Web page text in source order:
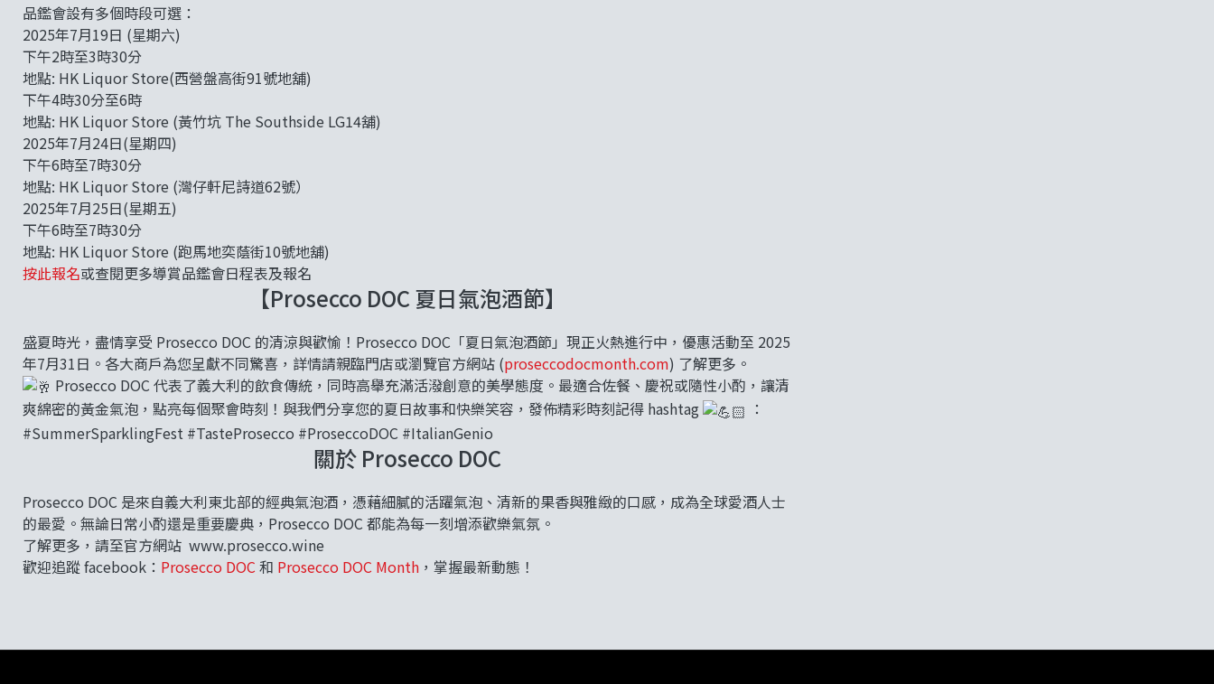
品鑑會設有多個時段可選：
2025年7月19日 (星期六)
下午2時至3時30分
地點: HK Liquor Store(西營盤高街91號地舖)
下午4時30分至6時
地點: HK Liquor Store (黃竹坑 The Southside LG14舖)
2025年7月24日(星期四)
下午6時至7時30分
地點: HK Liquor Store (灣仔軒尼詩道62號）
2025年7月25日(星期五)
下午6時至7時30分
地點: HK Liquor Store (跑馬地奕蔭街10號地舖)
按此報名或查閱更多導賞品鑑會日程表及報名
【Prosecco DOC 夏日氣泡酒節】
盛夏時光，盡情享受 Prosecco DOC 的清涼與歡愉！Prosecco DOC「夏日氣泡酒節」現正火熱進行中，優惠活動至 2025
年7月31日。各大商戶為您呈獻不同驚喜，詳情請親臨門店或瀏覽官方網站 (proseccodocmonth.com) 了解更多。
Prosecco DOC 代表了義大利的飲食傳統，同時高舉充滿活潑創意的美學態度。最適合佐餐、慶祝或隨性小酌，讓清
爽綿密的黃金氣泡，點亮每個聚會時刻！與我們分享您的夏日故事和快樂笑容，發佈精彩時刻記得 hashtag
：
#SummerSparklingFest #TasteProsecco #ProseccoDOC #ItalianGenio
關於 Prosecco DOC
Prosecco DOC 是來自義大利東北部的經典氣泡酒，憑藉細膩的活躍氣泡、清新的果香與雅緻的口感，成為全球愛酒人士
的最愛。無論日常小酌還是重要慶典，Prosecco DOC 都能為每一刻增添歡樂氣氛。
了解更多，請至官方網站 www.prosecco.wine
歡迎追蹤 facebook： Prosecco DOC 和 Prosecco DOC Month ，掌握最新動態！